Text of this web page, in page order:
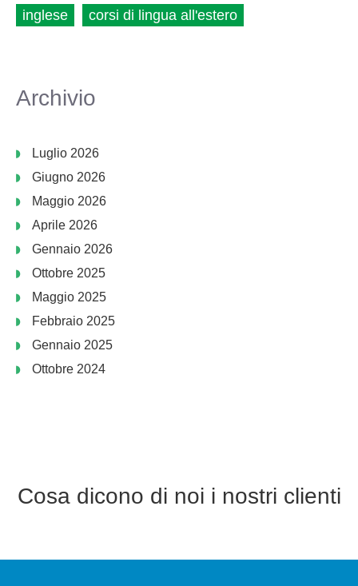
inglese
corsi di lingua all'estero
Archivio
Luglio 2026
Giugno 2026
Maggio 2026
Aprile 2026
Gennaio 2026
Ottobre 2025
Maggio 2025
Febbraio 2025
Gennaio 2025
Ottobre 2024
Cosa dicono di noi i nostri clienti